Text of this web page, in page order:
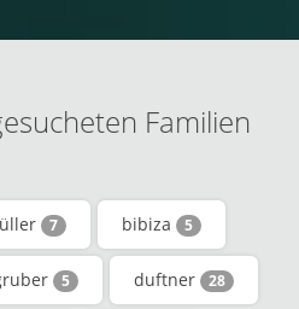
Familien
7 bibiza 5
5 duftner 28